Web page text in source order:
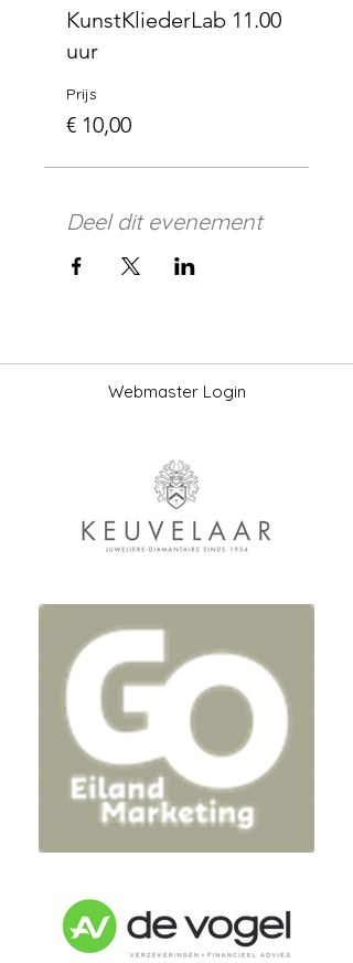
KunstKliederLab 11.00
uur
Prijs
€ 10,00
Deel dit evenement
Webmaster Login